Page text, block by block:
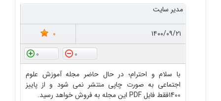
مدیر سایت
۱۴۰۰/۰۹/۲۱
0
0
0
با سلام و احترام؛ در حال حاضر مجله آموزش علوم
اجتماعی به صورت چاپی منتشر نمی شود و از پاییز
1400فقط فایل PDF این مجله به فروش خواهد رسید.